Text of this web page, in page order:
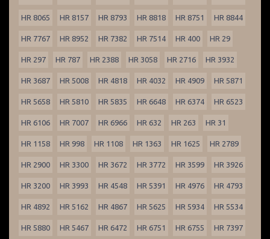
HR 8065 HR 8157 HR 8793 HR 8818 HR 8751 HR 8844
HR 7767 HR 8952 HR 7382 HR 7514 HR 400 HR 29
HR 297 HR 787 HR 2388 HR 3058 HR 2716 HR 3932
HR 3687 HR 5008 HR 4818 HR 4032 HR 4909 HR 5871
HR 5658 HR 5810 HR 5835 HR 6648 HR 6374 HR 6523
HR 6106 HR 7007 HR 6966 HR 632 HR 263 HR 31
HR 1158 HR 998 HR 1108 HR 1363 HR 1625 HR 2789
HR 2900 HR 3300 HR 3672 HR 3772 HR 3599 HR 3926
HR 3200 HR 3993 HR 4548 HR 5391 HR 4976 HR 4793
HR 4892 HR 5162 HR 4867 HR 5625 HR 5934 HR 5534
HR 5880 HR 5467 HR 6472 HR 6751 HR 6755 HR 7397